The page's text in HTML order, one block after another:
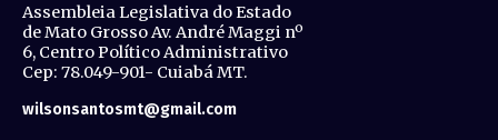
Assembleia Legislativa do Estado
de Mato Grosso Av. André Maggi nº
6, Centro Político Administrativo
Cep: 78.049-901- Cuiabá MT.
wilsonsantosmt@gmail.com